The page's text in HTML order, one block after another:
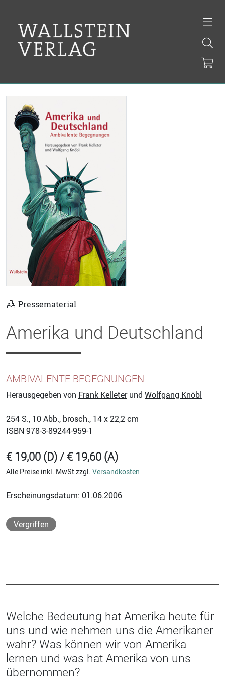
Pressematerial
Amerika und Deutschland
AMBIVALENTE BEGEGNUNGEN
Herausgegeben von Frank Kelleterund Wolfgang Knöbl
254 S., 10 Abb., brosch., 14 x 22,2 cm
ISBN 978-3-89244-959-1
€ 19,00 (D) / € 19,60 (A)
Alle Preise inkl. MwSt zzgl. Versandkosten
Erscheinungsdatum: 01.06.2006
Vergriffen
Welche Bedeutung hat Amerika heute für
uns und wie nehmen uns die Amerikaner
wahr? Was können wir von Amerika
lernen und was hat Amerika von uns
übernommen?